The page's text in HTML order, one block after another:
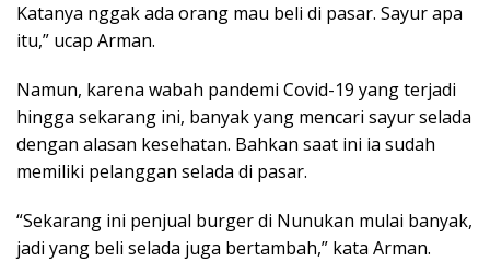
Katanya nggak ada orang mau beli di pasar. Sayur apa
itu,” ucap Arman.
Namun, karena wabah pandemi Covid-19 yang terjadi
hingga sekarang ini, banyak yang mencari sayur selada
dengan alasan kesehatan. Bahkan saat ini ia sudah
memiliki pelanggan selada di pasar.
“Sekarang ini penjual burger di Nunukan mulai banyak,
jadi yang beli selada juga bertambah,” kata Arman.